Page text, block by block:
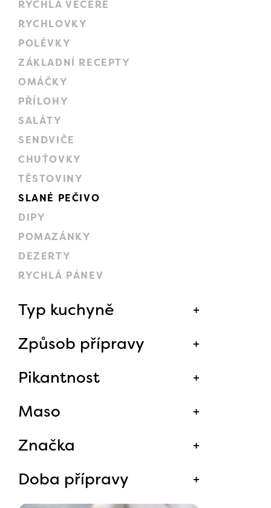
RYCHLÁ VEČEŘE
RYCHLOVKY
POLÉVKY
ZÁKLADNÍ RECEPTY
OMÁČKY
PŘÍLOHY
SALÁTY
SENDVIČE
CHUŤOVKY
TĚSTOVINY
SLANÉ PEČIVO
DIPY
POMAZÁNKY
DEZERTY
RYCHLÁ PÁNEV
Typ kuchyně
Způsob přípravy
Pikantnost
Maso
Značka
Doba přípravy